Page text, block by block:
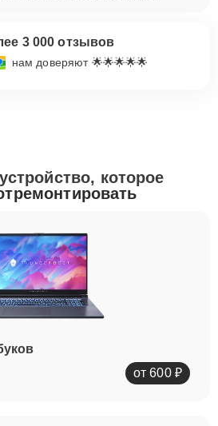
3 000 отзывов
нам доверяют 🌟🌟🌟🌟🌟
которое
от 600 ₽